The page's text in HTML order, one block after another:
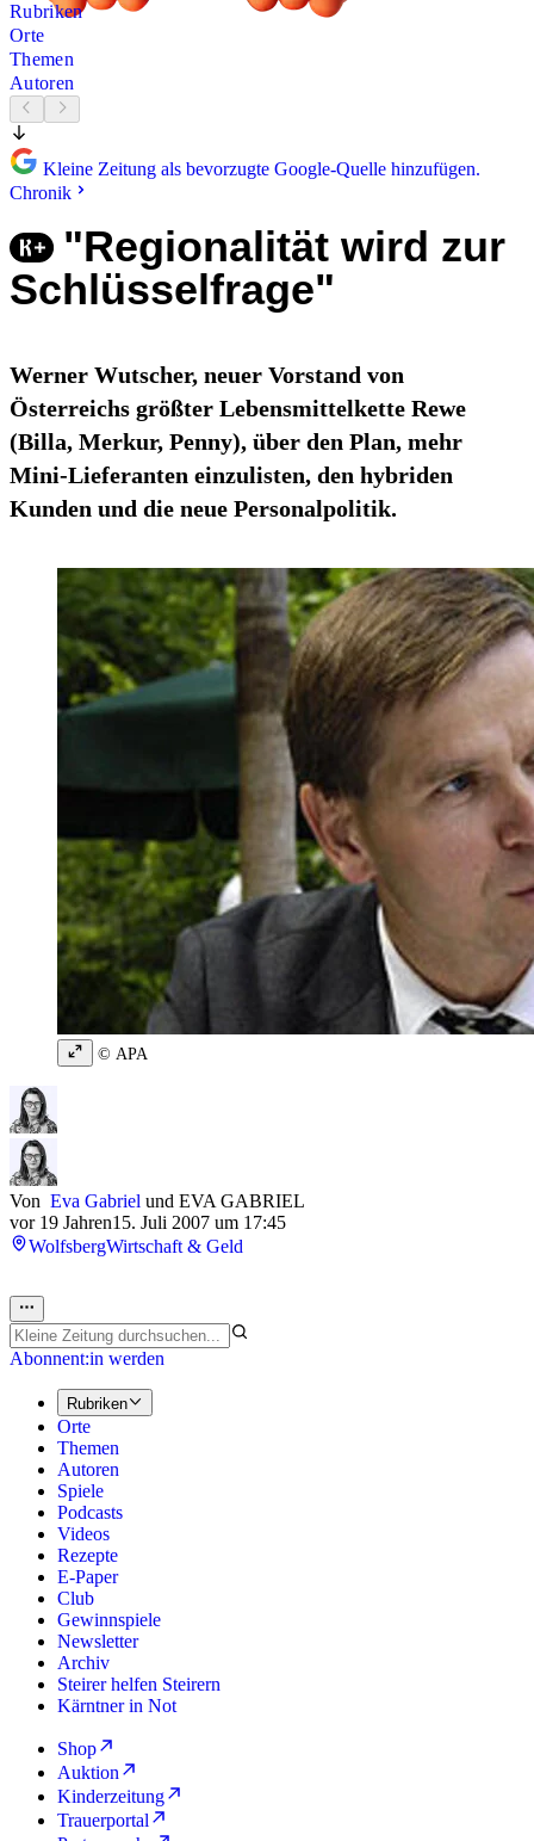
Rubriken
Orte
Themen
Autoren
Kleine Zeitung als bevorzugte Google-Quelle hinzufügen.
Chronik
"Regionalität wird zur
Schlüsselfrage"
Werner Wutscher, neuer Vorstand von
Österreichs größter Lebensmittelkette Rewe
(Billa, Merkur, Penny), über den Plan, mehr
Mini-Lieferanten einzulisten, den hybriden
Kunden und die neue Personalpolitik.
© APA
Von Eva Gabriel und EVA GABRIEL
vor 19 Jahren15. Juli 2007 um 17:45
WolfsbergWirtschaft & Geld
Abonnent:in werden
Rubriken
Orte
Themen
Autoren
Spiele
Podcasts
Videos
Rezepte
E-Paper
Club
Gewinnspiele
Newsletter
Archiv
Steirer helfen Steirern
Kärntner in Not
Shop
Auktion
Kinderzeitung
Trauerportal